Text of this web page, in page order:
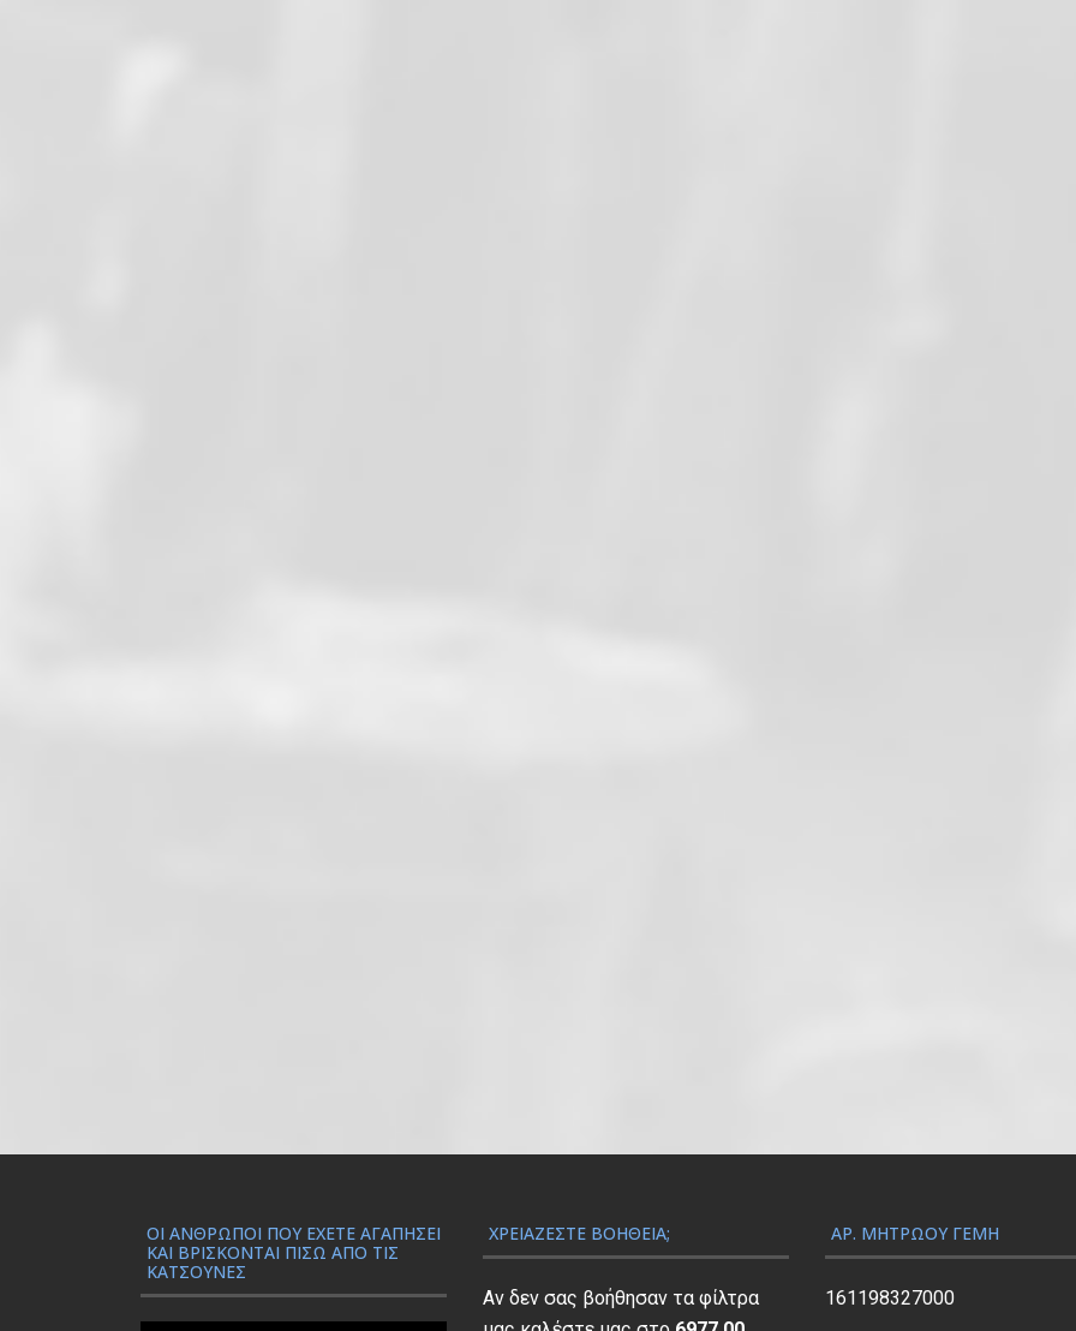
ΟΙ ΆΝΘΡΩΠΟΙ ΠΟΥ ΈΧΕΤΕ ΑΓΑΠΉΣΕΙ
ΚΑΙ ΒΡΊΣΚΟΝΤΑΙ ΠΊΣΩ ΑΠΌ ΤΙΣ
ΚΑΤΣΟΎΝΕΣ
ΧΡΕΙΆΖΕΣΤΕ ΒΟΉΘΕΙΑ;
Αν δεν σας βοήθησαν τα φίλτρα
ΑΡ. ΜΗΤΡΏΟΥ ΓΕΜΗ
161198327000